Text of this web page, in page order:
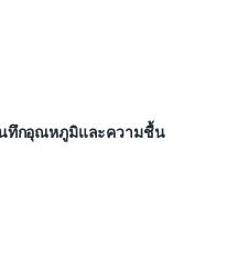
นทึกอุณหภูมิและความชื้น